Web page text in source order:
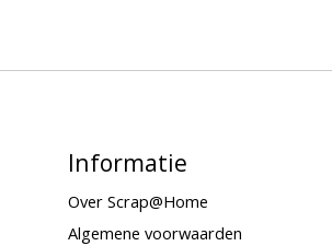
Informatie
Over Scrap@Home
Algemene voorwaarden